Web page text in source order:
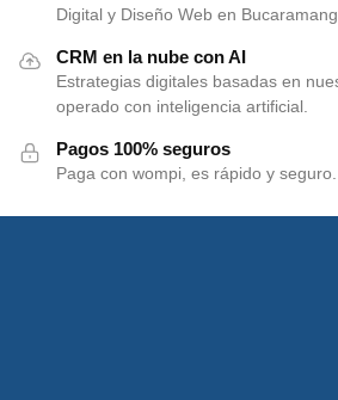
Digital y Diseño Web en
CRM en la nube con AI
Estrategias digitales basadas en
operado con inteligencia artificial.
Pagos 100% seguros
Paga con wompi, es rápido y seguro.